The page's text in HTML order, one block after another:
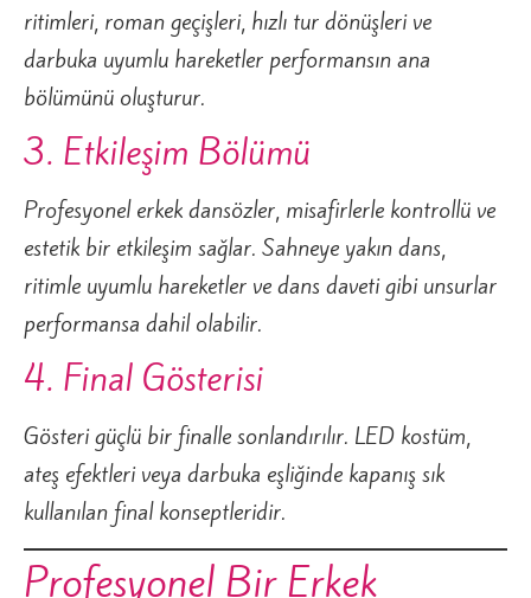
ritimleri, roman geçişleri, hızlı tur dönüşleri ve
darbuka uyumlu hareketler performansın ana
bölümünü oluşturur.
3. Etkileşim Bölümü
Profesyonel erkek dansözler, misafirlerle kontrollü ve
estetik bir etkileşim sağlar. Sahneye yakın dans,
ritimle uyumlu hareketler ve dans daveti gibi unsurlar
performansa dahil olabilir.
4. Final Gösterisi
Gösteri güçlü bir finalle sonlandırılır. LED kostüm,
ateş efektleri veya darbuka eşliğinde kapanış sık
kullanılan final konseptleridir.
Profesyonel Bir Erkek